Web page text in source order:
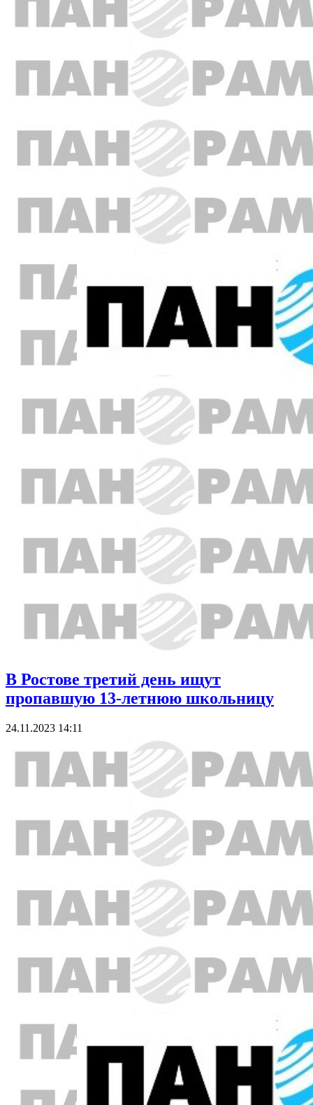
В Ростове третий день ищут
пропавшую 13-летнюю школьницу
24.11.2023 14:11